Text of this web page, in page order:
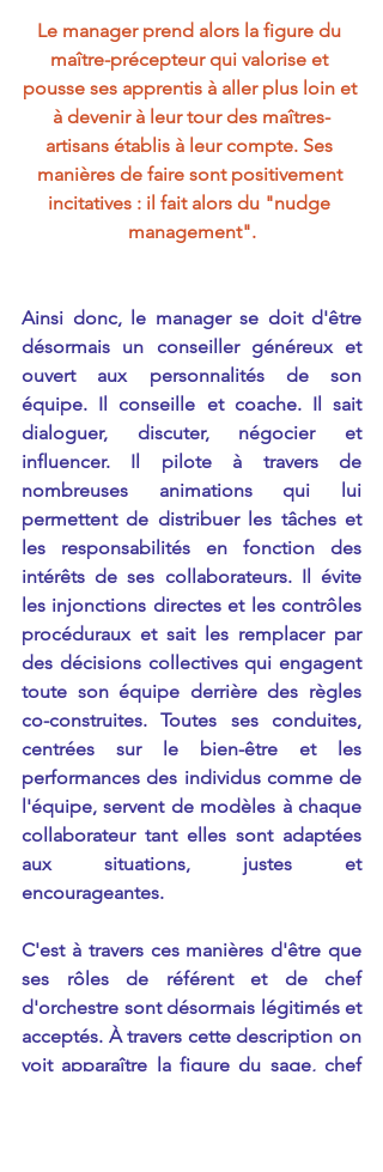
Le manager prend alors la figure du
maître-précepteur qui valorise et
pousse ses apprentis à aller plus loin et
à devenir à leur tour des maîtres-
artisans établis à leur compte. Ses
manières de faire sont positivement
incitatives : il fait alors du "nudge
management".
Ainsi donc, le manager se doit d'être
désormais un conseiller généreux et
ouvert aux personnalités de son
équipe. Il conseille et coache. Il sait
dialoguer, discuter, négocier et
influencer. Il pilote à travers de
nombreuses animations qui lui
permettent de distribuer les tâches et
les responsabilités en fonction des
intérêts de ses collaborateurs. Il évite
les injonctions directes et les contrôles
procéduraux et sait les remplacer par
des décisions collectives qui engagent
toute son équipe derrière des règles
co-construites. Toutes ses conduites,
centrées sur le bien-être et les
performances des individus comme de
l'équipe, servent de modèles à chaque
collaborateur tant elles sont adaptées
aux situations, justes et
encourageantes.
C'est à travers ces manières d'être que
ses rôles de référent et de chef
d'orchestre sont désormais légitimés et
acceptés. À travers cette description on
voit apparaître la figure du sage, chef